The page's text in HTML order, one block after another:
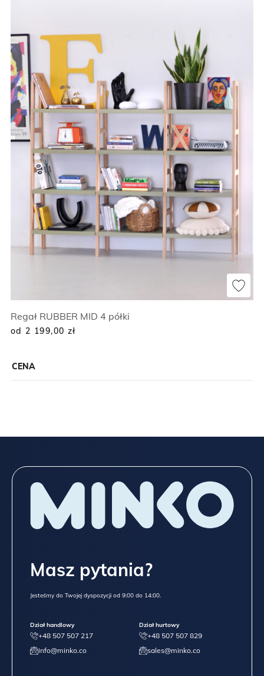
CENA
Regał RUBBER MID 4 półki
od 2 199,00 zł
Masz pytania?
Jesteśmy do Twojej dyspozycji od 9:00 do 14:00.
Dział handlowy
+48 507 507 217
info@minko.co
Dział hurtowy
+48 507 507 829
sales@minko.co